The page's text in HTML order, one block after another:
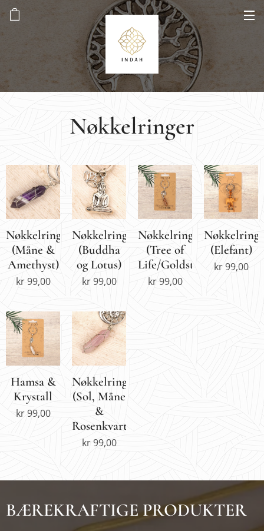
Nøkkelringer
Nøkkelring
(Måne &
Amethyst)
kr99,00
Nøkkelring
(Buddha
og Lotus)
kr99,00
Nøkkelring
(Tree of
Life/Goldstone)
kr99,00
Nøkkelring
(Elefant)
kr99,00
Hamsa &
Krystall
kr99,00
Nøkkelring
(Sol, Måne
&
Rosenkvarts)
kr99,00
BÆREKRAFTIGE PRODUKTER